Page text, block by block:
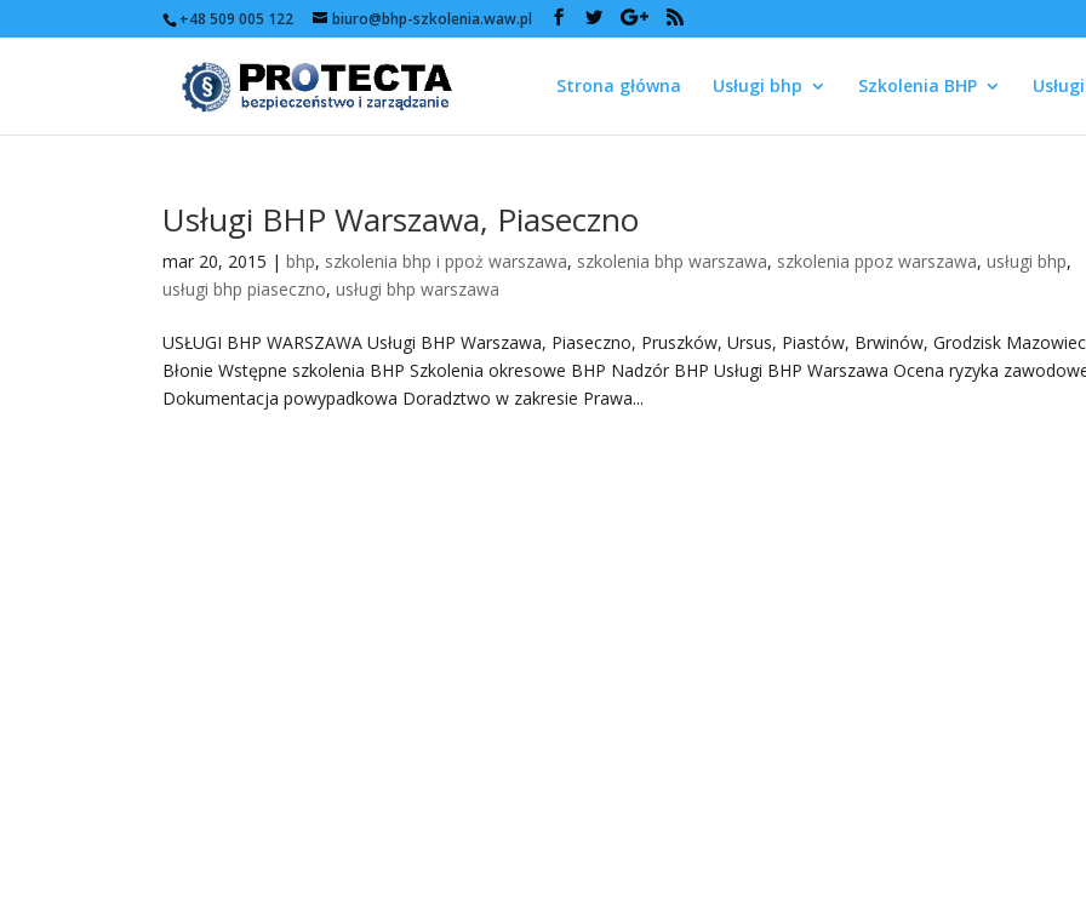
+48 509 005 122 biuro@bhp-szkolenia.waw.pl
Strona główna Usługi bhp Szkolenia BHP
Usługi BHP Warszawa, Piaseczno
mar 20, 2015 |bhp, szkolenia bhp i ppoż warszawa, szkolenia bhp warszawa, szkolenia ppoz warszawa,usługi bhp,
usługi bhp piaseczno,usługi bhp warszawa
USŁUGI BHP WARSZAWA Usługi BHP Warszawa, Piaseczno, Pruszków, Ursus, Piastów, Brwinów, Grodzisk
Błonie Wstępne szkolenia BHP Szkolenia okresowe BHP Nadzór BHP Usługi BHP Warszawa Ocena ryzyka
Dokumentacja powypadkowa Doradztwo w zakresie Prawa...